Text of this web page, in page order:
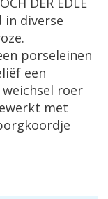
in diverse
.
porseleinen
ëf een
weichsel roer
met